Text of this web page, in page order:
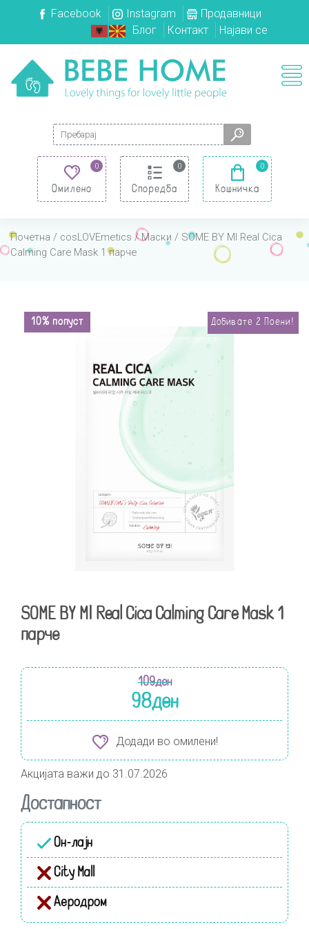
Facebook Instagram
Продавници
Блог
Контакт Најави се
Search for:
0
Омилено
0
Споредба
0
Кошничка
Почетна / cosLOVEmetics /Маски / SOME BY MI Real Cica
Calming Care Mask 1 парче
10% попуст Добивате2 Поени!
SOME BY MI Real Cica Calming Care Mask 1
парче
109ден
98ден
Додади во омилени!
Акцијата важи до 31.07.2026
Достапност
Он-лајн
City Mall
Аеродром